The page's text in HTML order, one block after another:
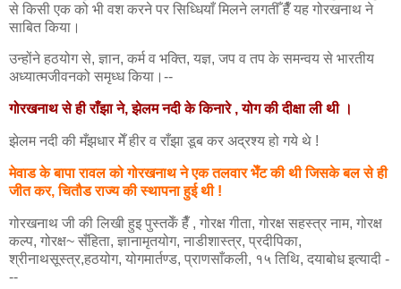
से किसी एक को भी वश करने पर सिध्धियाँ मिलने लगतीँ हैँ यह गोरखनाथ ने
साबित किया।
उन्होंने हठयोग से, ज्ञान, कर्म व भक्ति, यज्ञ, जप व तप के समन्वय से भारतीय
अध्यात्मजीवनको समृध्ध किया।--
गोरखनाथ से ही राँझा ने, झेलम नदी के किनारे , योग की दीक्षा ली थी ।
झेलम नदी की मँझधार मेँ हीर व राँझा डूब कर अद्रश्य हो गये थे !
मेवाड के बापा रावल को गोरखनाथ ने एक तलवार भेँट की थी जिसके बल से ही
जीत कर, चितौड राज्य की स्थापना हुई थी !
गोरखनाथ जी की लिखी हुइ पुस्तकेँ हैँ , गोरक्ष गीता, गोरक्ष सहस्त्र नाम, गोरक्ष
कल्प, गोरक्ष~ सँहिता, ज्ञानामृतयोग, नाडीशास्त्र, प्रदीपिका,
श्रीनाथसूस्त्र,हठयोग, योगमार्तण्ड, प्राणसाँकली, १५ तिथि, दयाबोध इत्यादी -
--